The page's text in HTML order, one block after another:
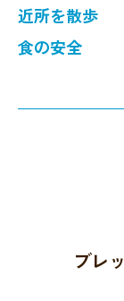
近所を散歩
食の安全
ブレ